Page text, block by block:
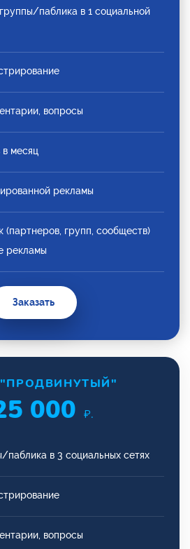
паблика в 1 социальной
вопросы
в месяц
рекламы
(партнеров, групп, сообществ)
рекламы
Заказать
000 ₽.
паблика в 3 социальных сетях
вопросы